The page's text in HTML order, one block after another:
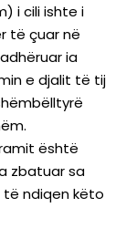
i cili ishte i
të çuar në
ia
e djalit të tij
është
zbatuar sa
ndiqen këto